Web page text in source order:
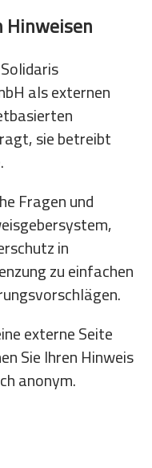
Hinweisen
als externen
sie betreibt
Fragen und
in
zu einfachen
externe Seite
Sie Ihren Hinweis
anonym.